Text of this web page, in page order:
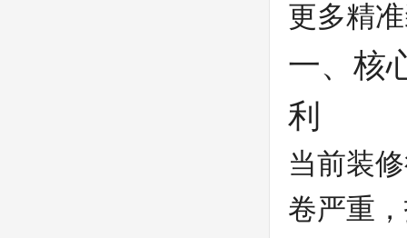
更多精
一、核
利
当前装
卷严重